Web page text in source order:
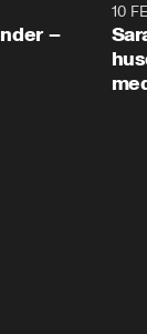
–
10